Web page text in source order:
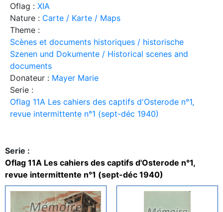
Oflag : XIA
Nature : Carte / Karte / Maps
Theme :
Scènes et documents historiques / historische
Szenen und Dokumente / Historical scenes and
documents
Donateur : Mayer Marie
Serie :
Oflag 11A Les cahiers des captifs d'Osterode n°1,
revue intermittente n°1 (sept-déc 1940)
Serie :
Oflag 11A Les cahiers des captifs d'Osterode n°1,
revue intermittente n°1 (sept-déc 1940)